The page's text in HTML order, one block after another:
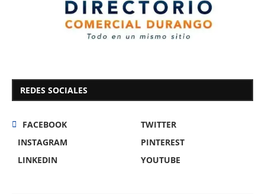
REDES SOCIALES
FACEBOOK
TWITTER
INSTAGRAM
PINTEREST
LINKEDIN
YOUTUBE